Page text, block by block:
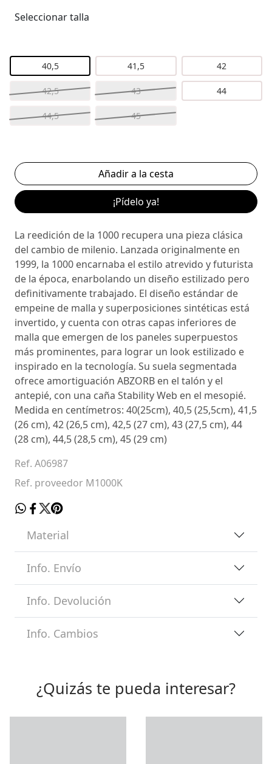
Seleccionar talla
40,5 41,5 42
42,5 43 44
44,5 45
¡Pídelo ya!
La reedición de la 1000 recupera una pieza clásica
del cambio de milenio. Lanzada originalmente en
1999, la 1000 encarnaba el estilo atrevido y futurista
de la época, enarbolando un diseño estilizado pero
definitivamente trabajado. El diseño estándar de
empeine de malla y superposiciones sintéticas está
invertido, y cuenta con otras capas inferiores de
malla que emergen de los paneles superpuestos
más prominentes, para lograr un look estilizado e
inspirado en la tecnología. Su suela segmentada
ofrece amortiguación ABZORB en el talón y el
antepié, con una caña Stability Web en el mesopié.
Medida en centímetros: 40(25cm), 40,5 (25,5cm), 41,5
(26 cm), 42 (26,5 cm), 42,5 (27 cm), 43 (27,5 cm), 44
(28 cm), 44,5 (28,5 cm), 45 (29 cm)
Ref. A06987
Ref. proveedor M1000K
Material
Info. Envío
Info. Devolución
Info. Cambios
¿Quizás te pueda interesar?